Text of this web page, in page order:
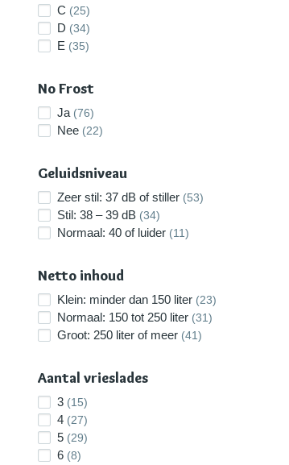
C (25)
D (34)
E (35)
No Frost
Ja (76)
Nee (22)
Geluidsniveau
Zeer stil: 37 dB of stiller (53)
Stil: 38 – 39 dB (34)
Normaal: 40 of luider (11)
Netto inhoud
Klein: minder dan 150 liter (23)
Normaal: 150 tot 250 liter (31)
Groot: 250 liter of meer (41)
Aantal vrieslades
3 (15)
4 (27)
5 (29)
6 (8)